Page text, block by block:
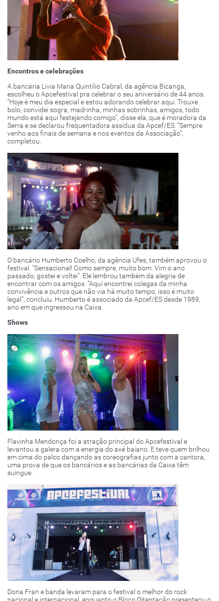
Encontros e celebrações
A bancária Lívia Maria Quintilio Cabral, da agência Bicanga,
escolheu o Apcefestival pra celebrar o seu aniversário de 44 anos.
“Hoje é meu dia especial e estou adorando celebrar aqui. Trouxe
bolo, convidei sogra, madrinha, minhas sobrinhas, amigos, todo
mundo está aqui festejando comigo”, disse ela, que é moradora da
Serra e se declarou frequentadora assídua da Apcef/ES. “Sempre
venho aos finais de semana e nos eventos da Associação”,
completou.
O bancário Humberto Coelho, da agência Ufes, também aprovou o
festival. “Sensacional! Como sempre, muito bom. Vim o ano
passado, gostei e voltei”. Ele lembrou também da alegria de
encontrar com os amigos. “Aqui encontrei colegas da minha
convivência e outros que não via há muito tempo, isso é muito
legal”, concluiu. Humberto é associado da Apcef/ES desde 1989,
ano em que ingressou na Caixa.
Shows
Flavinha Mendonça foi a atração principal do Apcefestival e
levantou a galera com a energia do axé baiano. E teve quem brilhou
em cima do palco dançando as coreografias junto com a cantora,
uma prova de que os bancários e as bancárias da Caixa têm
suingue.
Dona Fran e banda levaram para o festival o melhor do rock